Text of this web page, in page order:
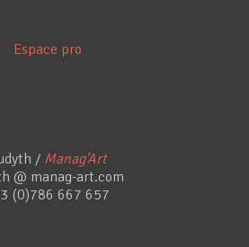
Espace pro
/ Manag’Art
@ manag-art.com
(0)786 667 657